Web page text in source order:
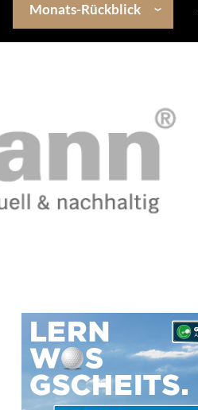
Monats-Rückblick